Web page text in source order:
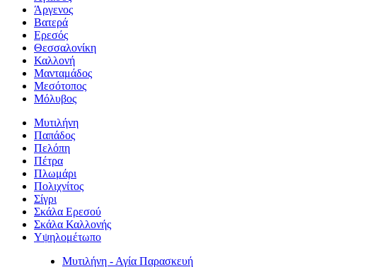
Άργενος
Βατερά
Ερεσός
Θεσσαλονίκη
Καλλονή
Μανταμάδος
Μεσότοπος
Μόλυβος
Μυτιλήνη
Παπάδος
Πελόπη
Πέτρα
Πλωμάρι
Πολιχνίτος
Σίγρι
Σκάλα Ερεσού
Σκάλα Καλλονής
Υψηλομέτωπο
Μυτιλήνη - Αγία Παρασκευή